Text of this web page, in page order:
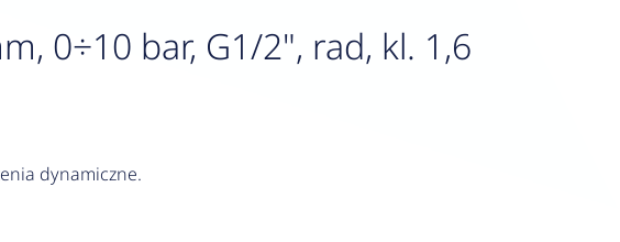
0÷10 bar, G1/2", rad, kl. 1,6
dynamiczne.